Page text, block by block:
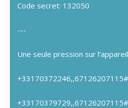
Code secret: 132050
---
Une seule pression sur